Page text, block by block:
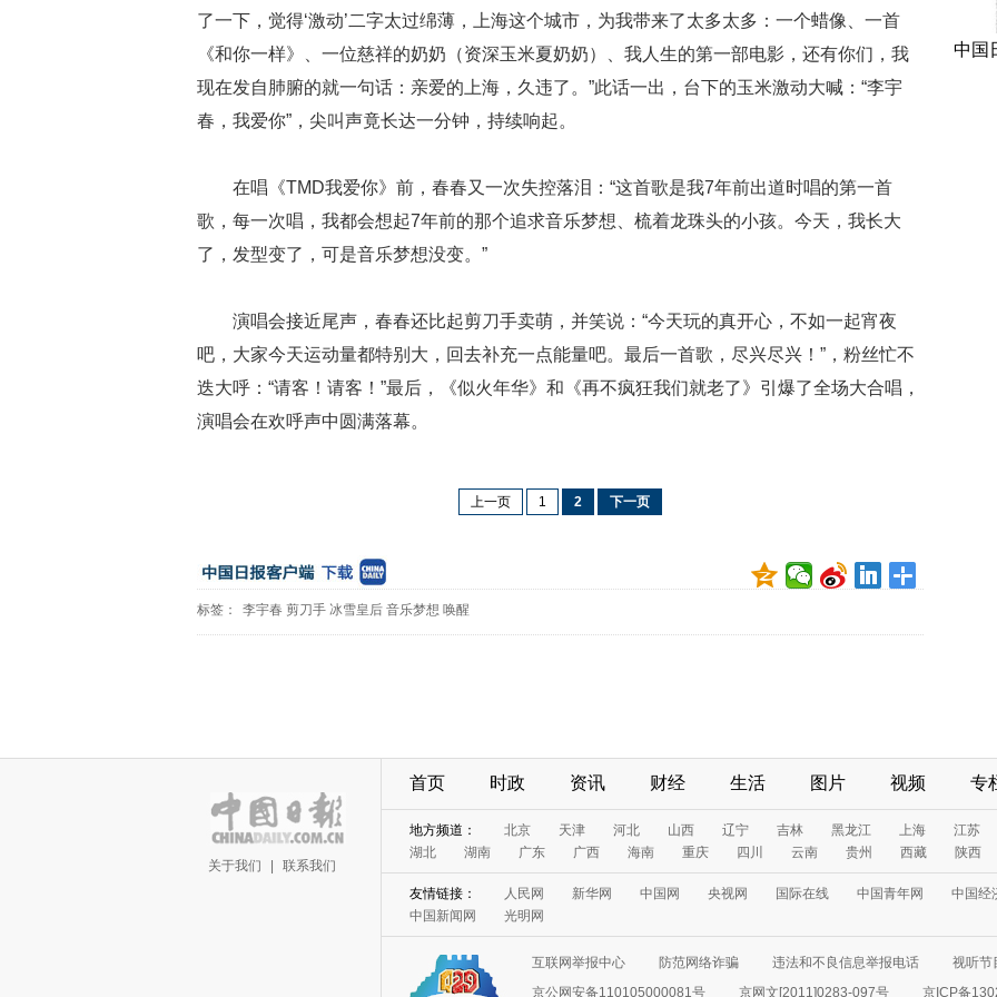
了一下，觉得‘激动’二字太过绵薄，上海这个城市，为我带来了太多太多：一个蜡像、一首
《和你一样》、一位慈祥的奶奶（资深玉米夏奶奶）、我人生的第一部电影，还有你们，我
现在发自肺腑的就一句话：亲爱的上海，久违了。”此话一出，台下的玉米激动大喊：“李宇
春，我爱你”，尖叫声竟长达一分钟，持续响起。
在唱《TMD我爱你》前，春春又一次失控落泪：“这首歌是我7年前出道时唱的第一首
歌，每一次唱，我都会想起7年前的那个追求音乐梦想、梳着龙珠头的小孩。今天，我长大
了，发型变了，可是音乐梦想没变。”
演唱会接近尾声，春春还比起剪刀手卖萌，并笑说：“今天玩的真开心，不如一起宵夜
吧，大家今天运动量都特别大，回去补充一点能量吧。最后一首歌，尽兴尽兴！”，粉丝忙不
迭大呼：“请客！请客！”最后，《似火年华》和《再不疯狂我们就老了》引爆了全场大合唱，
演唱会在欢呼声中圆满落幕。
上一页 1 2 下一页
标签： 李宇春 剪刀手 冰雪皇后 音乐梦想 唤醒
中国
关于我们 联系我们
首页 时政 资讯 财经 生活 图片 视频 专
地方频道： 北京 天津 河北 山西 辽宁 吉林 黑龙江 上海
江苏
湖北
湖南 广东 广西 海南 重庆 四川 云南 贵州 西藏 陕西
友情链接： 人民网 新华网 中国网 央视网 国际在线 中国青年网
中国经
中国新闻网
光明网
互联网举报中心 防范网络诈骗 违法和不良信息举报电话
视听节
京公网安备110105000081号
京网文[2011]0283-097号 京ICP备